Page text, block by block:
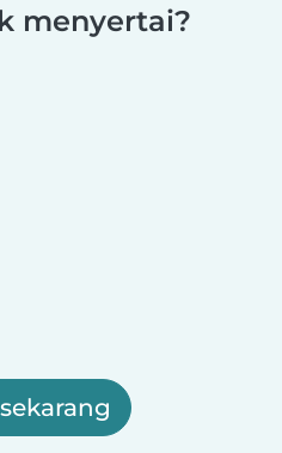
menyertai?